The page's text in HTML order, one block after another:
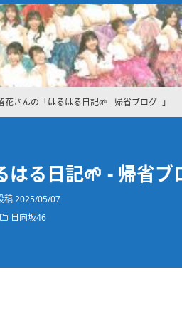
花さんの「はるはる日記🌱 - 帰省ブログ -」
はる日記🌱 - 帰省ブ
稿2025/05/07
日向坂46